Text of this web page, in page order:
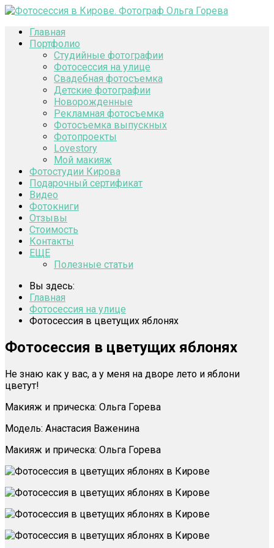
Главная
Портфолио
Студийные фотографии
Фотосессия на улице
Свадебная фотосъемка
Детские фотографии
Новорожденные
Рекламная фотосъемка
Фотосъемка выпускных
Фотопроекты
Lovestory
Мой макияж
Фотостудии Кирова
Подарочный сертификат
Видео
Фотокниги
Отзывы
Стоимость
Контакты
ЕЩЕ
Полезные статьи
Вы здесь:
Главная
Фотосессия на улице
Фотосессия в цветущих яблонях
Фотосессия в цветущих яблонях
Не знаю как у вас, а у меня на дворе лето и яблони
цветут!
Макияж и прическа: Ольга Горева
Модель: Анастасия Важенина
Макияж и прическа: Ольга Горева